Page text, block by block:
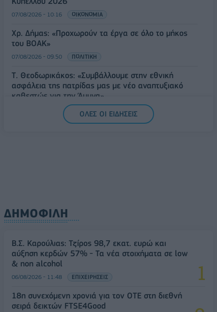
07/08/2026 - 10:16 ΟΙΚΟΝΟΜΙΑ
Χρ. Δήμας: «Προχωρούν τα έργα σε όλο το μήκος
του ΒΟΑΚ»
07/08/2026 - 09:50 ΠΟΛΙΤΙΚΗ
Τ. Θεοδωρικάκος: «Συμβάλλουμε στην εθνική
ασφάλεια της πατρίδας μας με νέο αναπτυξιακό
καθεστώς για την Άμυνα»
ΟΛΕΣ ΟΙ ΕΙΔΗΣΕΙΣ
ΔΗΜΟΦΙΛΗ
Β.Σ. Καρούλιας: Τζίρος 98,7 εκατ. ευρώ και
αύξηση κερδών 57% - Τα νέα στοιχήματα σε low
& non alcohol
06/08/2026 - 11:48 ΕΠΙΧΕΙΡΗΣΕΙΣ
18η συνεχόμενη χρονιά για τον ΟΤΕ στη διεθνή
σειρά δεικτών FTSE4Good